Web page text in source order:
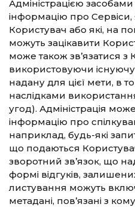
Адміністрацією засобами
інформацію про
Користувач або які, на
можуть зацікавити
може також зв’язатися з
використовуючи
надану для цієї мети, в
наслідками
угод). Адміністрація
інформацію про
наприклад, будь-які
що подаються
зворотний зв’язок, що
формі відгуків,
листування можуть
метадані, пов’язані з